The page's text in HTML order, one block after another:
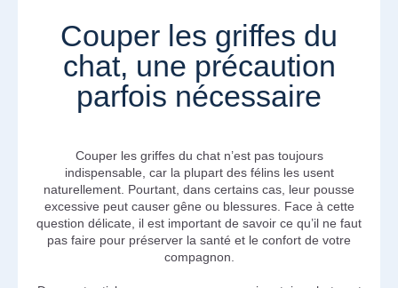
Couper les griffes du
chat, une précaution
parfois nécessaire
Couper les griffes du chat n’est pas toujours
indispensable, car la plupart des félins les usent
naturellement. Pourtant, dans certains cas, leur pousse
excessive peut causer gêne ou blessures. Face à cette
question délicate, il est important de savoir ce qu’il ne faut
pas faire pour préserver la santé et le confort de votre
compagnon.